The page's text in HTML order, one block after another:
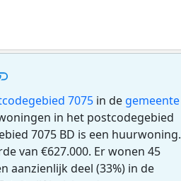
7075 in de gemeente
in het postcodegebied
7075 BD is een huurwoning.
van €627.000. Er wonen 45
aanzienlijk deel (33%) in de